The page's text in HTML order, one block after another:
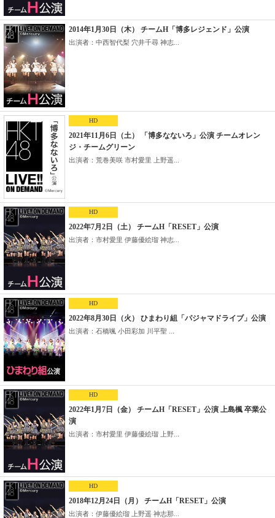
2014年1月30日（木） チームH「博多レジェンド」公演
出演者：中西智代梨 穴井千尋 神志...
HD
2021年11月6日（土） 「博多なないろ」公演 チームオレン
ジ・チームグリーン
出演者：荒巻美咲 市村愛里 上野遥...
HD
2022年7月2日（土） チームH「RESET」公演
出演者：市村愛里 伊藤優絵瑠 神志...
HD
2022年8月30日（火） ひまわり組「パジャマドライブ」公演
出演者：石橋颯 小田彩加 川平聖 ...
HD
2022年1月7日（金） チームH「RESET」公演 上島楓 卒業公
演
出演者：市村愛里 伊藤優絵瑠 上野...
HD
2018年12月24日（月） チームH「RESET」公演
出演者：伊藤優絵瑠 上野遥 神志那...